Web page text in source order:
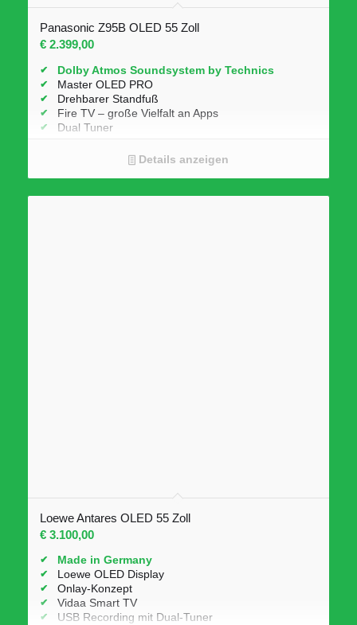
Panasonic Z95B OLED 55 Zoll
€2.399,00
Dolby Atmos Soundsystem by Technics
Master OLED PRO
Drehbarer Standfuß
Fire TV – große Vielfalt an Apps
Dual Tuner
Details anzeigen
Loewe Antares OLED 55 Zoll
€3.100,00
Made in Germany
Loewe OLED Display
Onlay-Konzept
Vidaa Smart TV
USB Recording mit Dual-Tuner